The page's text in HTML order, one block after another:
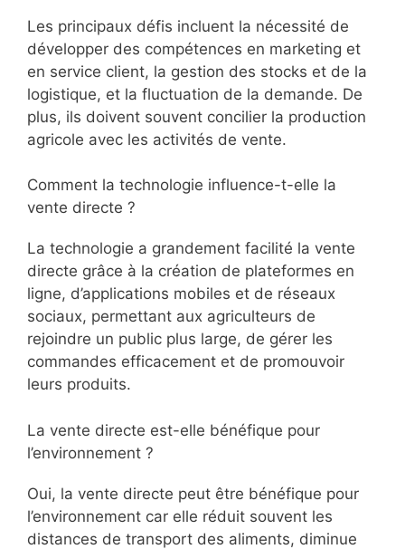
Les principaux défis incluent la nécessité de
développer des compétences en marketing et
en service client, la gestion des stocks et de la
logistique, et la fluctuation de la demande. De
plus, ils doivent souvent concilier la production
agricole avec les activités de vente.
Comment la technologie influence-t-elle la
vente directe ?
La technologie a grandement facilité la vente
directe grâce à la création de plateformes en
ligne, d’applications mobiles et de réseaux
sociaux, permettant aux agriculteurs de
rejoindre un public plus large, de gérer les
commandes efficacement et de promouvoir
leurs produits.
La vente directe est-elle bénéfique pour
l’environnement ?
Oui, la vente directe peut être bénéfique pour
l’environnement car elle réduit souvent les
distances de transport des aliments, diminue